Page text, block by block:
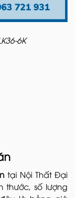
6K
tại Nội Thất Đại
thước, số lượng